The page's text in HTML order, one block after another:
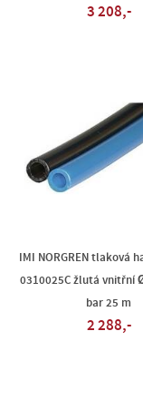
3 208,-
IMI NORGREN tlaková
0310025C žlutá vnitřní
bar 25 m
2 288,-